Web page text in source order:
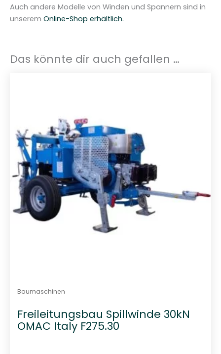
Auch andere Modelle von Winden und Spannern sind in
unserem Online-Shop erhältlich.
Das könnte dir auch gefallen …
Baumaschinen
Freileitungsbau Spillwinde 30kN
OMAC Italy F275.30